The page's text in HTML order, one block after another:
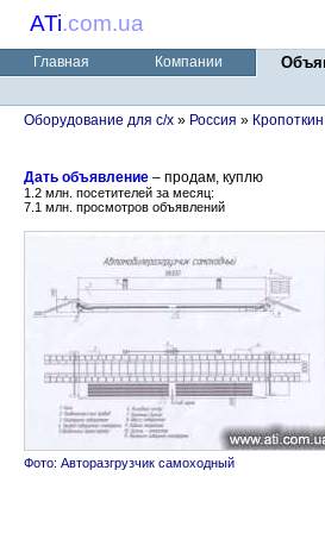
ATi.com.ua
Главная Компании
Оборудование для с/х » Россия » Кропоткин
Дать объявление – продам, куплю
1.2 млн. посетителей за месяц:
7.1 млн. просмотров объявлений
Фото: Авторазгрузчик самоходный